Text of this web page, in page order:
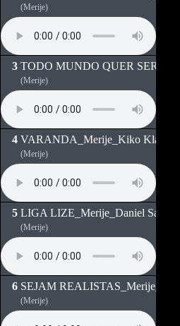
(Merije)
TODO MUNDO QUER SER
(Merije)
VARANDA_Merije_Kiko Klaus
(Merije)
LIGA LIZE_Merije_Daniel
(Merije)
SEJAM
(Merije)